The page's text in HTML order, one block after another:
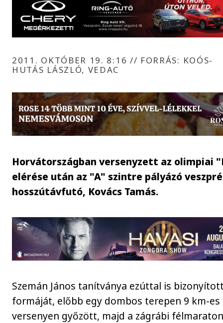
2011. OKTÓBER 19. 8:16 // FORRÁS: KOÓS-
HUTÁS LÁSZLÓ, VEDAC
Horvátországban versenyzett az olimpiai
elérése után az "A" szintre pályázó
hosszútávfutó, Kovács Tamás.
Szemán János tanítványa ezúttal is
formáját, előbb egy dombos terepen 9 km-es
versenyen győzött, majd a zágrábi